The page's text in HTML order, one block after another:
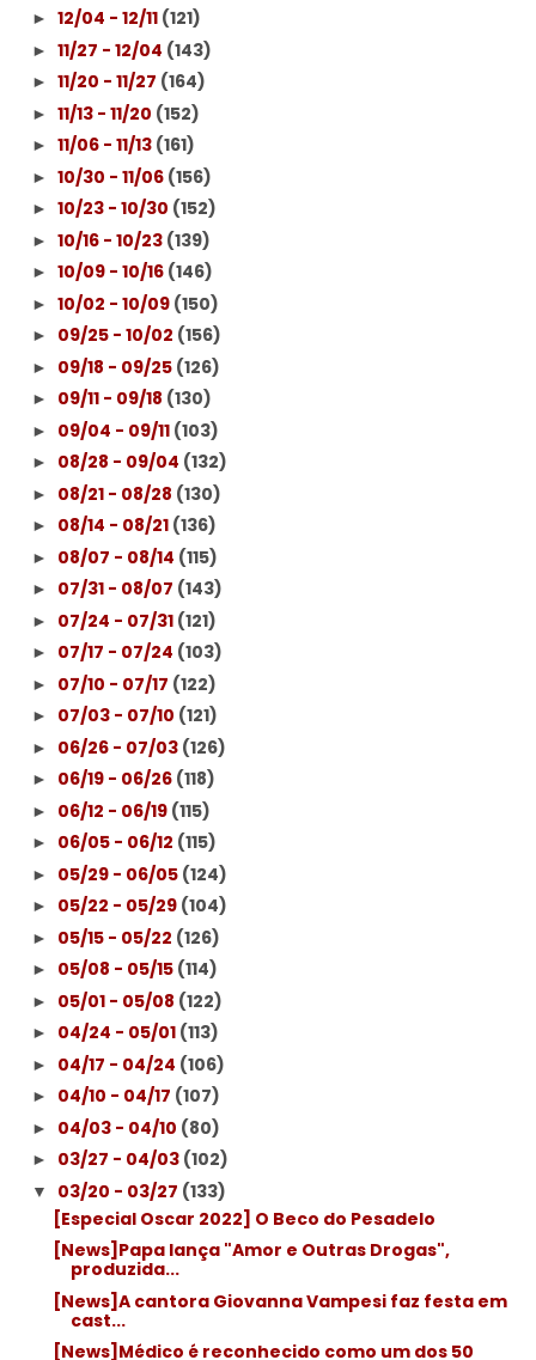
► 12/04 - 12/11 (121)
► 11/27 - 12/04 (143)
► 11/20 - 11/27 (164)
► 11/13 - 11/20 (152)
► 11/06 - 11/13 (161)
► 10/30 - 11/06 (156)
► 10/23 - 10/30 (152)
► 10/16 - 10/23 (139)
► 10/09 - 10/16 (146)
► 10/02 - 10/09 (150)
► 09/25 - 10/02 (156)
► 09/18 - 09/25 (126)
► 09/11 - 09/18 (130)
► 09/04 - 09/11 (103)
► 08/28 - 09/04 (132)
► 08/21 - 08/28 (130)
► 08/14 - 08/21 (136)
► 08/07 - 08/14 (115)
► 07/31 - 08/07 (143)
► 07/24 - 07/31 (121)
► 07/17 - 07/24 (103)
► 07/10 - 07/17 (122)
► 07/03 - 07/10 (121)
► 06/26 - 07/03 (126)
► 06/19 - 06/26 (118)
► 06/12 - 06/19 (115)
► 06/05 - 06/12 (115)
► 05/29 - 06/05 (124)
► 05/22 - 05/29 (104)
► 05/15 - 05/22 (126)
► 05/08 - 05/15 (114)
► 05/01 - 05/08 (122)
► 04/24 - 05/01 (113)
► 04/17 - 04/24 (106)
► 04/10 - 04/17 (107)
► 04/03 - 04/10 (80)
► 03/27 - 04/03 (102)
▼ 03/20 - 03/27 (133)
[Especial Oscar 2022] O Beco do Pesadelo
[News]Papa lança "Amor e Outras Drogas",
produzida...
[News]A cantora Giovanna Vampesi faz festa em
cast...
[News]Médico é reconhecido como um dos 50